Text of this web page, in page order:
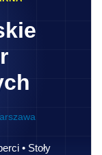
• Stoły